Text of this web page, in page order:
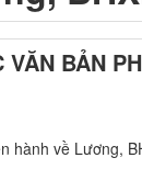
VĂN BẢN
hành về Lương,